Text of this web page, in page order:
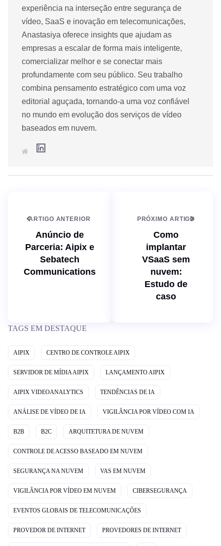
experiência na interseção entre segurança de
vídeo, SaaS e inovação em telecomunicações,
Anastasiya oferece insights que ajudam as
empresas a escalar de forma mais inteligente,
comercializar melhor e se conectar mais
profundamente com seu público. Seu trabalho
combina pensamento estratégico com uma voz
editorial aguçada, tornando-a uma voz confiável
no mundo em evolução dos serviços de vídeo
baseados em nuvem.
ARTIGO ANTERIOR
Anúncio de
Parceria: Aipix e
Sebatech
Communications
PRÓXIMO ARTIGO
Como
implantar
VSaaS sem
nuvem:
Estudo de
caso
TAGS EM DESTAQUE
AIPIX CENTRO DE CONTROLE AIPIX
SERVIDOR DE MÍDIA AIPIX LANÇAMENTO AIPIX
AIPIX VIDEOANALYTICS TENDÊNCIAS DE IA
ANÁLISE DE VÍDEO DE IA VIGILÂNCIA POR VÍDEO COM IA
B2B B2C ARQUITETURA DE NUVEM
CONTROLE DE ACESSO BASEADO EM NUVEM
SEGURANÇA NA NUVEM VAS EM NUVEM
VIGILÂNCIA POR VÍDEO EM NUVEM CIBERSEGURANÇA
EVENTOS GLOBAIS DE TELECOMUNICAÇÕES
PROVEDOR DE INTERNET PROVEDORES DE INTERNET